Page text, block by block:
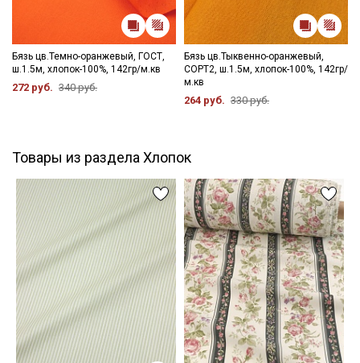
Бязь цв.Темно-оранжевый, ГОСТ,
ш.1.5м, хлопок-100%, 142гр/м.кв
272 руб. 340 руб.
Бязь цв.Тыквенно-оранжевый,
СОРТ2, ш.1.5м, хлопок-100%, 142гр/
м.кв
264 руб. 330 руб.
Товары из раздела Хлопок